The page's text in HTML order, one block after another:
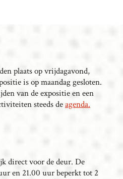
plaats op vrijdagavond,
is op maandag gesloten.
van de expositie en een
steeds deagenda.
direct voor de deur. De
en 21.00 uur beperkt tot 2